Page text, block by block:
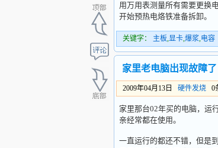
用万用表测量所有需要更换
开始预热电烙铁准备拆卸。
关键字： 主板,显卡,爆浆,电容
家里老电脑出现故障了
2009年04月13日 硬件发烧 0
家里那台02年买的电脑，运
亲经常都在使用。
一直运行的都还不错，但是